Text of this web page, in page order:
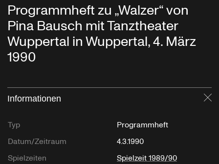
Programmheft zu „Walzer“ von
Pina Bausch mit Tanztheater
Wuppertal in Wuppertal, 4. März
1990
Informationen
Typ
Programmheft
Datum/Zeitraum
4.3.1990
Spielzeiten
Spielzeit 1989/90